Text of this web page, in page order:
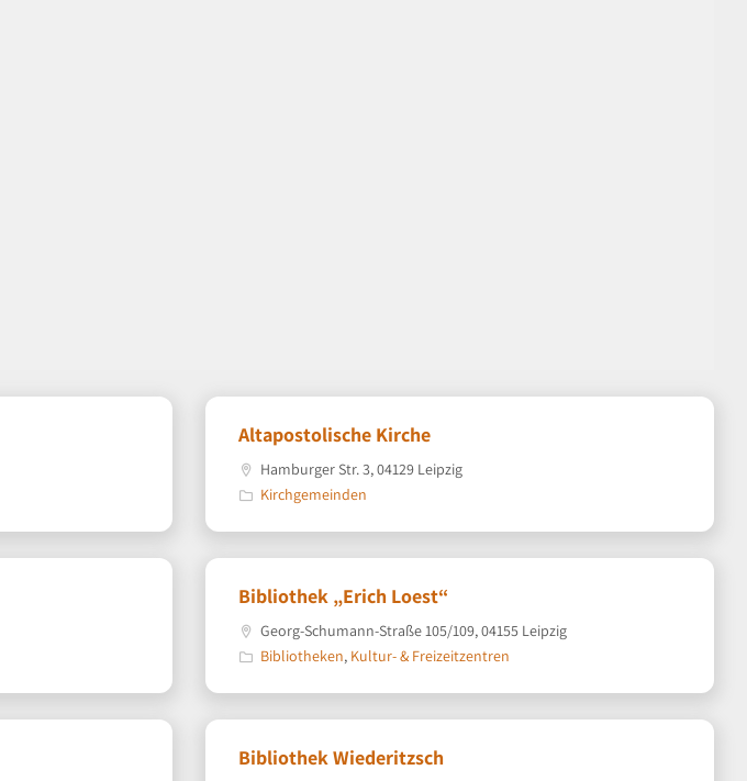
Altapostolische Kirche
Hamburger Str. 3, 04129 Leipzig
Kirchgemeinden
Bibliothek „Erich Loest“
Georg-Schumann-Straße 105/109, 04155 Leipzig
Bibliotheken, Kultur- & Freizeitzentren
Bibliothek Wiederitzsch